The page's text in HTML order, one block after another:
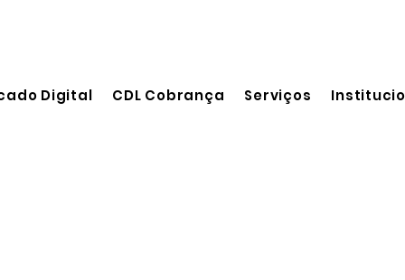
Digital CDL Cobrança Serviços